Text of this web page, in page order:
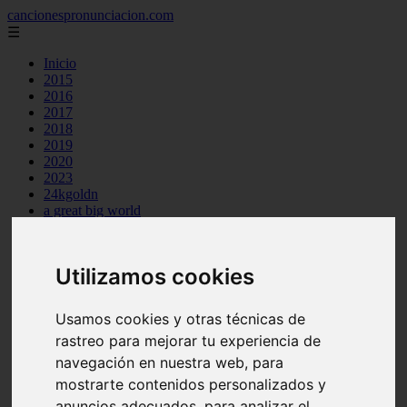
Utilizamos cookies
Usamos cookies y otras técnicas de
rastreo para mejorar tu experiencia de
navegación en nuestra web, para
mostrarte contenidos personalizados y
cancionespronunciacion.com
☰
Inicio
2015
2016
2017
2018
2019
2020
2023
24kgoldn
a great big world
aretha franklin
ariana grande
ashe
ava max